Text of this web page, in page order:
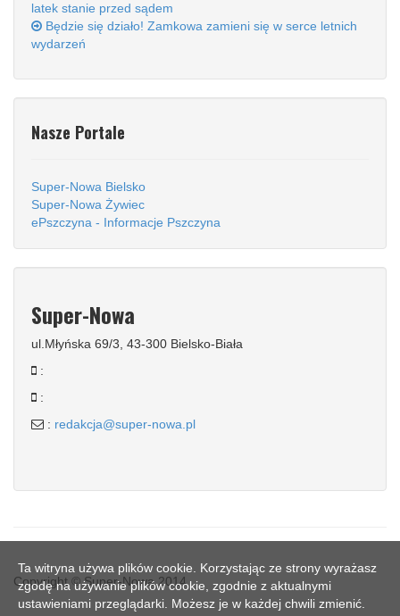
latek stanie przed sądem
Będzie się działo! Zamkowa zamieni się w serce letnich
wydarzeń
Nasze Portale
Super-Nowa Bielsko
Super-Nowa Żywiec
ePszczyna - Informacje Pszczyna
Super-Nowa
ul.Młyńska 69/3, 43-300 Bielsko-Biała
:
:
: redakcja@super-nowa.pl
Copyright © Super-Nowa 2014
Ta witryna używa plików cookie. Korzystając ze strony wyrażasz
zgodę na używanie plików cookie, zgodnie z aktualnymi
ustawieniami przeglądarki. Możesz je w każdej chwili zmienić.